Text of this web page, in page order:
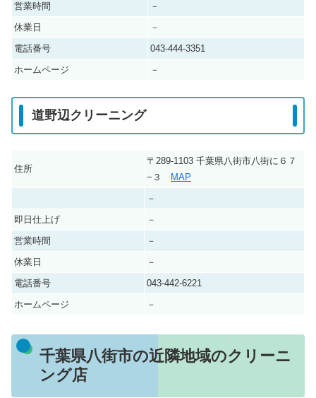
営業時間
－
休業日
－
電話番号
043-444-3351
ホームページ
－
道野辺クリーニング
住所
〒289-1103 千葉県八街市八街に６７
−３
MAP
－
即日仕上げ
－
営業時間
－
休業日
－
電話番号
043-442-6221
ホームページ
－
千葉県八街市の近隣地域のクリーニ
ング店